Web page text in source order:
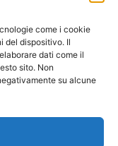
come i cookie
del dispositivo. Il
dati come il
sito. Non
su alcune
dietro il
un